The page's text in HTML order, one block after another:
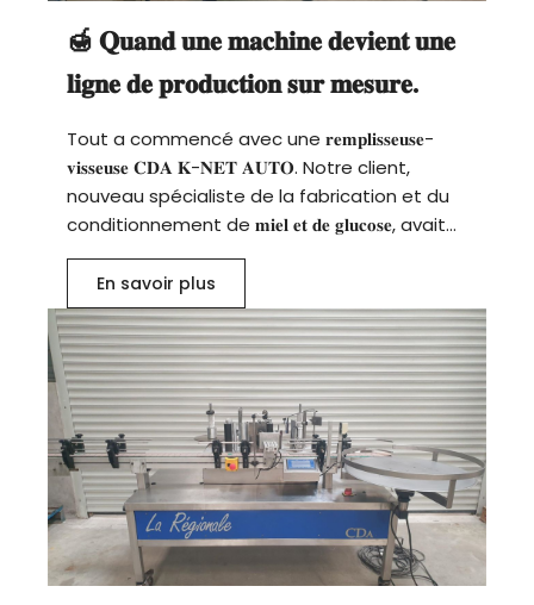
🍯 𝐐𝐮𝐚𝐧𝐝 𝐮𝐧𝐞 𝐦𝐚𝐜𝐡𝐢𝐧𝐞 𝐝𝐞𝐯𝐢𝐞𝐧𝐭 𝐮𝐧𝐞
𝐥𝐢𝐠𝐧𝐞 𝐝𝐞 𝐩𝐫𝐨𝐝𝐮𝐜𝐭𝐢𝐨𝐧 𝐬𝐮𝐫 𝐦𝐞𝐬𝐮𝐫𝐞.
Tout a commencé avec une 𝐫𝐞𝐦𝐩𝐥𝐢𝐬𝐬𝐞𝐮𝐬𝐞-
𝐯𝐢𝐬𝐬𝐞𝐮𝐬𝐞 𝐂𝐃𝐀 𝐊-𝐍𝐄𝐓 𝐀𝐔𝐓𝐎. Notre client,
nouveau spécialiste de la fabrication et du
conditionnement de 𝐦𝐢𝐞𝐥 𝐞𝐭 𝐝𝐞 𝐠𝐥𝐮𝐜𝐨𝐬𝐞, avait...
En savoir plus